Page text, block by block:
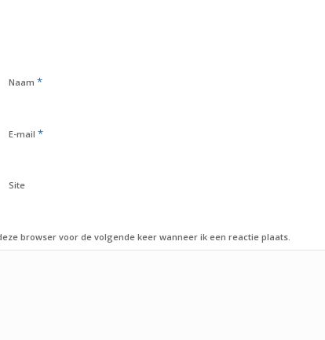
Naam *
E-mail *
Site
browser voor de volgende keer wanneer ik een reactie plaats.